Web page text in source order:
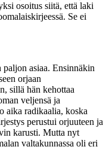
osoitus siitä, että laki
Se ei
asiaa. Ensinnäkin
orjaan
sillä hän kehottaa
veljensä ja
aika radikaalia, koska
perustui orjuuteen ja
karusti. Mutta nyt
valtakunnassa oli eri